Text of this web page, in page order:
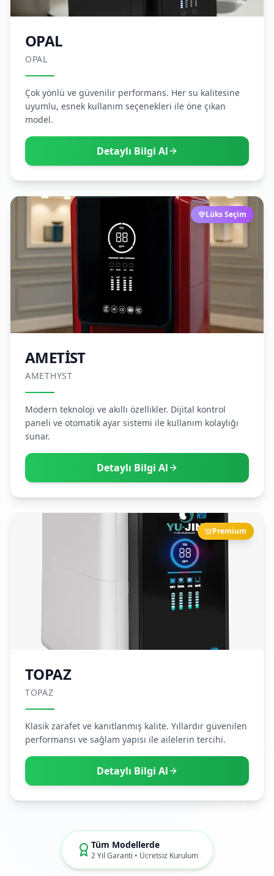
OPAL
OPAL
Çok yönlü ve güvenilir performans. Her su kalitesine
uyumlu, esnek kullanım seçenekleri ile öne çıkan
model.
Detaylı Bilgi Al
Lüks Seçim
AMETİST
AMETHYST
Modern teknoloji ve akıllı özellikler. Dijital kontrol
paneli ve otomatik ayar sistemi ile kullanım kolaylığı
sunar.
Detaylı Bilgi Al
Premium
TOPAZ
TOPAZ
Klasik zarafet ve kanıtlanmış kalite. Yıllardır güvenilen
performansı ve sağlam yapısı ile ailelerin tercihi.
Detaylı Bilgi Al
Tüm Modellerde
2 Yıl Garanti • Ücretsiz Kurulum